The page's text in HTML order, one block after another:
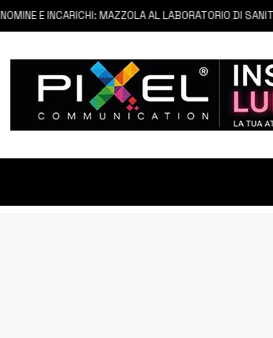
E INCARICHI: MAZZOLA AL LABORATORIO DI SANITÀ